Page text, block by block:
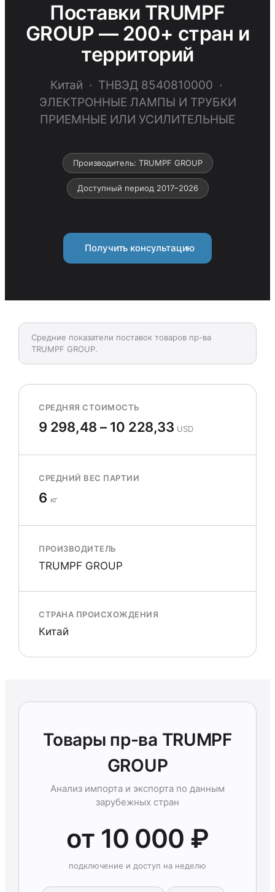
Поставки TRUMPF
GROUP — 200+ стран и
территорий
Китай · ТНВЭД 8540810000 ·
ЭЛЕКТРОННЫЕ ЛАМПЫ И ТРУБКИ
ПРИЕМНЫЕ ИЛИ УСИЛИТЕЛЬНЫЕ
Производитель: TRUMPF GROUP
Доступный период 2017–2026
Получить консультацию
Средние показатели поставок товаров пр-ва
TRUMPF GROUP.
СРЕДНЯЯ СТОИМОСТЬ
9 298,48 – 10 228,33 USD
СРЕДНИЙ ВЕС ПАРТИИ
6 кг
ПРОИЗВОДИТЕЛЬ
TRUMPF GROUP
СТРАНА ПРОИСХОЖДЕНИЯ
Китай
Товары пр-ва TRUMPF
GROUP
Анализ импорта и экспорта по данным
зарубежных стран
от 10 000 ₽
подключение и доступ на неделю